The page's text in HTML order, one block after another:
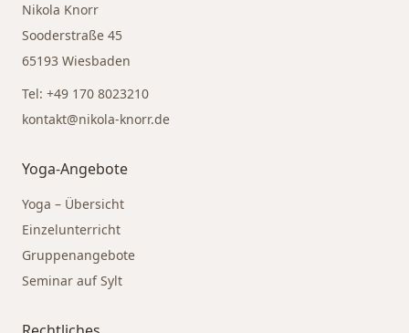
Nikola Knorr
Sooderstraße 45
65193 Wiesbaden
Tel: +49 170 8023210
kontakt@nikola-knorr.de
Yoga-Angebote
Yoga – Übersicht
Einzelunterricht
Gruppenangebote
Seminar auf Sylt